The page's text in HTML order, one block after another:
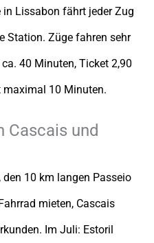
Lissabon fährt jeder Zug
Station. Züge fahren sehr
40 Minuten, Ticket 2,90
maximal 10 Minuten.
Cascais und
10 km langen Passeio
mieten, Cascais
Im Juli: Estoril